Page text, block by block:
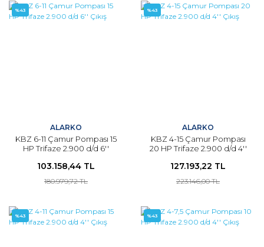
%43
ALARKO
KBZ 6-11 Çamur Pompası 15
HP Trifaze 2.900 d/d 6''
103.158,44 TL
180.979,72 TL
%43
ALARKO
KBZ 4-15 Çamur Pompası
20 HP Trifaze 2.900 d/d 4''
127.193,22 TL
223.146,00 TL
%43 %43